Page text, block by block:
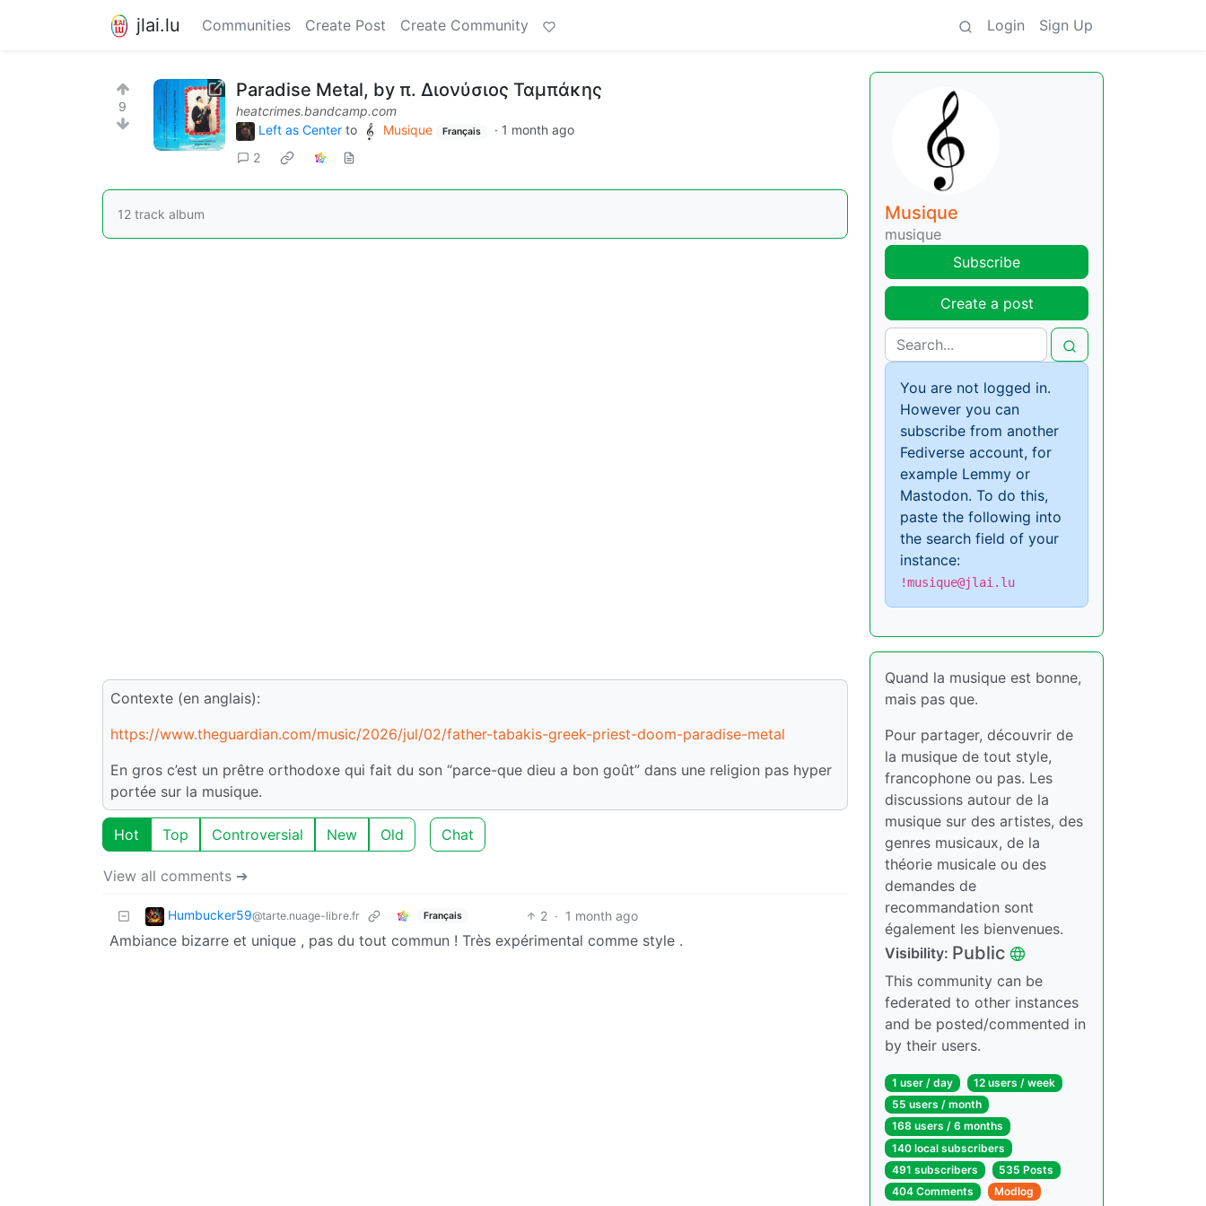
jlai.lu Communities Create Post Create Community Login Sign Up
9
Paradise Metal, by π. Διονύσιος Ταμπάκης
heatcrimes.bandcamp.com
Left as Center to Musique Français · 1 month ago
2
12 track album
Contexte (en anglais):
https://www.theguardian.com/music/2026/jul/02/father-tabakis-greek-priest-doom-paradise-metal
En gros c’est un prêtre orthodoxe qui fait du son “parce-que dieu a bon goût” dans une religion pas hyper
portée sur la musique.
Hot Top Controversial New Old Chat
View all comments ➔
Humbucker59@tarte.nuage-libre.fr Français 2 · 1 month ago
Ambiance bizarre et unique , pas du tout commun ! Très expérimental comme style .
Musique
musique
Subscribe
Create a post
You are not logged in.
However you can
subscribe from another
Fediverse account, for
example Lemmy or
Mastodon. To do this,
paste the following into
the search field of your
instance:
!musique@jlai.lu
Quand la musique est bonne,
mais pas que.
Pour partager, découvrir de
la musique de tout style,
francophone ou pas. Les
discussions autour de la
musique sur des artistes, des
genres musicaux, de la
théorie musicale ou des
demandes de
recommandation sont
également les bienvenues.
Visibility: Public
This community can be
federated to other instances
and be posted/commented in
by their users.
1 user / day
12 users / week
55 users / month
168 users / 6 months
140 local subscribers
491 subscribers
535 Posts
404 Comments
Modlog